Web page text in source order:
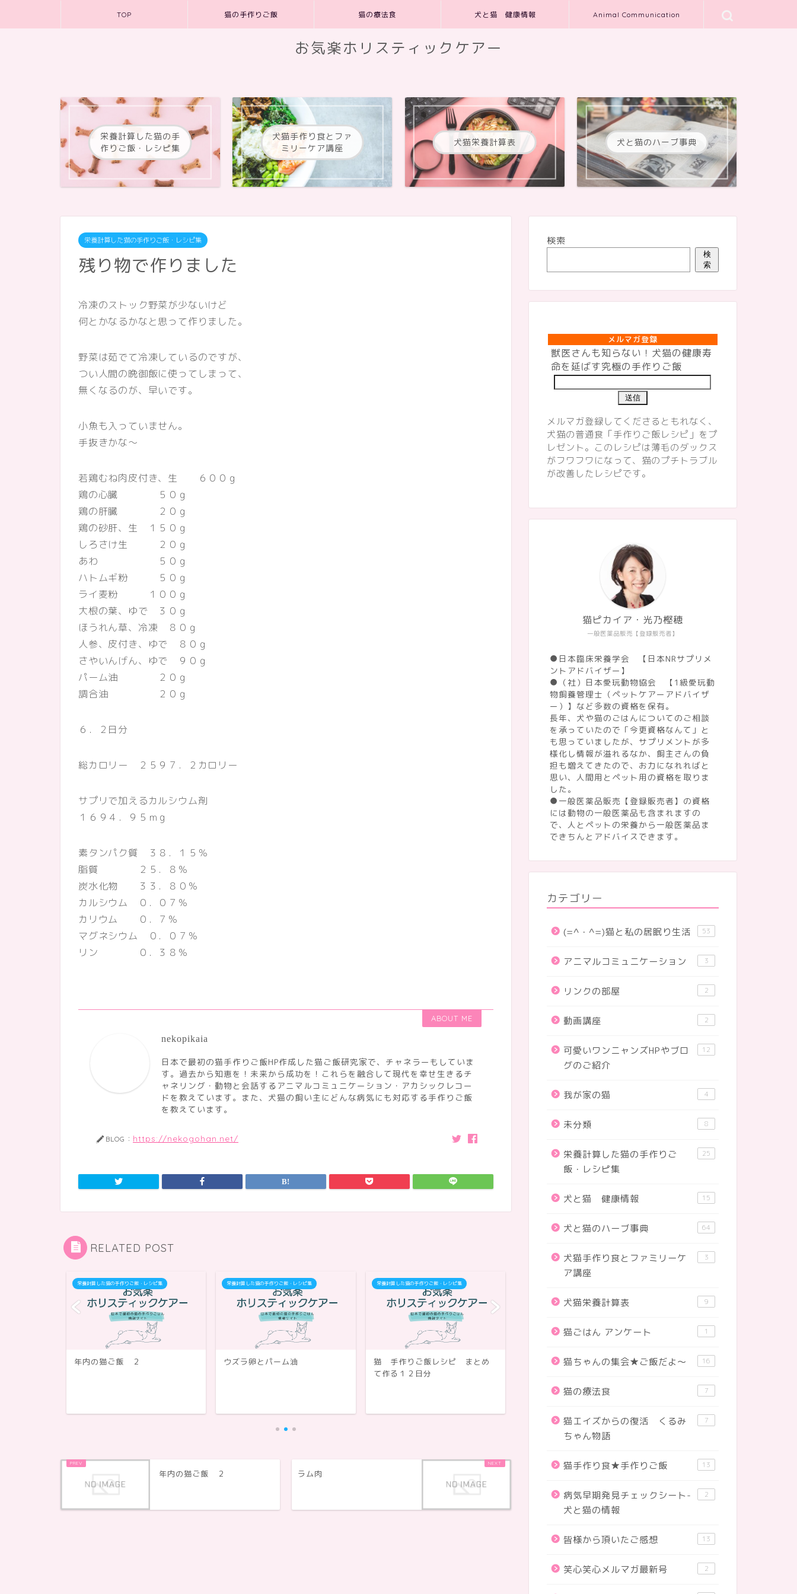
TOP 猫の手作りご飯 猫の療法食 犬と猫 健康情報 Animal Communication
お気楽ホリスティックケアー
栄養計算した猫の手
作りご飯・レシピ集
犬猫手作り食とファ
ミリーケア講座
犬猫栄養計算表 犬と猫のハーブ事典
栄養計算した猫の手作りご飯・レシピ集
残り物で作りました
冷凍のストック野菜が少ないけど
何とかなるかなと思って作りました。
野菜は茹でて冷凍しているのですが、
つい人間の晩御飯に使ってしまって、
無くなるのが、早いです。
小魚も入っていません。
手抜きかな～
若鶏むね肉皮付き、生 ６００ｇ
鶏の心臓 ５０ｇ
鶏の肝臓 ２０ｇ
鶏の砂肝、生 １５０ｇ
しろさけ生 ２０ｇ
あわ ５０ｇ
ハトムギ粉 ５０ｇ
ライ麦粉 １００ｇ
大根の葉、ゆで ３０ｇ
ほうれん草、冷凍 ８０ｇ
人参、皮付き、ゆで ８０ｇ
さやいんげん、ゆで ９０ｇ
パーム油 ２０ｇ
調合油 ２０ｇ
６．２日分
総カロリー ２５９７．２カロリー
サプリで加えるカルシウム剤
１６９４．９５ｍｇ
素タンパク質 ３８．１５％
脂質 ２５．８％
炭水化物 ３３．８０％
カルシウム ０．０７％
カリウム ０．７％
マグネシウム ０．０７％
リン ０．３８％
ABOUT ME
nekopikaia
日本で最初の猫手作りご飯HP作成した猫ご飯研究家で、チャネラーもしていま
す。過去から知恵を！未来から成功を！これらを融合して現代を幸せ生きるチ
ャネリング・動物と会話するアニマルコミュニケーション・アカシックレコー
ドを教えています。また、犬猫の飼い主にどんな病気にも対応する手作りご飯
を教えています。
BLOG： https://nekogohan.net/
RELATED POST
栄養計算した猫の手作りご飯・レシピ集
年内の猫ご飯 ２
栄養計算した猫の手作りご飯・レシピ集
ウズラ卵とパーム油
栄養計算した猫の手作りご飯・レシピ集
猫 手作りご飯レシピ まとめ
て作る１２日分
年内の猫ご飯 ２ ウズラ卵とパーム油
年内の猫ご飯 ２ ラム肉
検索
検
索
メルマガ登録
獣医さんも知らない！犬猫の健康寿
命を延ばす究極の手作りご飯
メルマガ登録してくださるともれなく、
犬猫の普通食「手作りご飯レシピ」をプ
レゼント。このレシピは薄毛のダックス
がフワフワになって、猫のプチトラブル
が改善したレシピです。
一般医薬品販売【登録販売者】
猫ピカイア・光乃樫穂
●日本臨床栄養学会 【日本NRサプリメ
ントアドバイザー】
●（社）日本愛玩動物協会 【1級愛玩動
物飼養管理士（ペットケアーアドバイザ
ー）】など多数の資格を保有。
長年、犬や猫のごはんについてのご相談
を承っていたので「今更資格なんて」と
も思っていましたが、サプリメントが多
様化し情報が溢れるなか、飼主さんの負
担も増えてきたので、お力になれればと
思い、人間用とペット用の資格を取りま
した。
●一般医薬品販売【登録販売者】の資格
には動物の一般医薬品も含まれますの
で、人とペットの栄養から一般医薬品ま
できちんとアドバイスできます。
カテゴリー
(=^・^=)猫と私の居眠り生活 53
アニマルコミュニケーション 3
リンクの部屋 2
動画講座 2
可愛いワンニャンズHPやブロ
グのご紹介
12
我が家の猫 4
未分類 8
栄養計算した猫の手作りご
飯・レシピ集
25
犬と猫 健康情報 15
犬と猫のハーブ事典 64
犬猫手作り食とファミリーケ
ア講座
3
犬猫栄養計算表 9
猫ごはん アンケート 1
猫ちゃんの集会★ご飯だよ～ 16
猫の療法食 7
猫エイズからの復活 くるみ
ちゃん物語
7
猫手作り食★手作りご飯 13
病気早期発見チェックシート-
犬と猫の情報
2
皆様から頂いたご感想 13
笑心笑心メルマガ最新号 2